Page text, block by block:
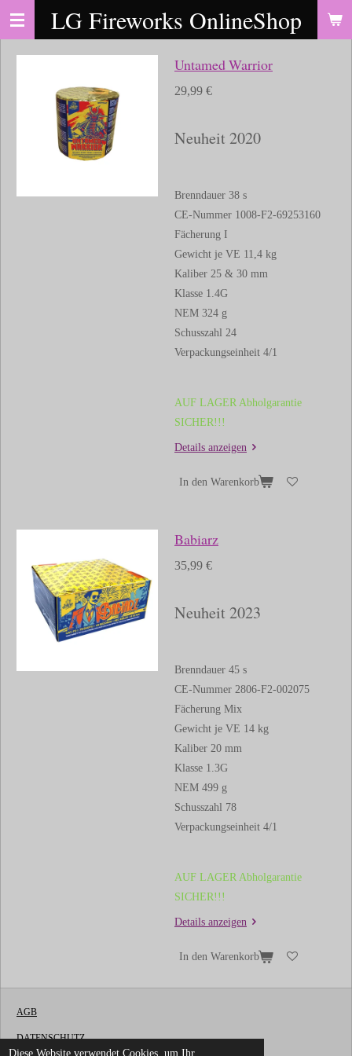
Diese Website verwendet Cookies, um Ihr
Zum
springen
LG Fireworks OnlineShop
Untamed Warrior
29,99 €
Neuheit 2020
Brenndauer 38 s
CE-Nummer 1008-F2-69253160
Fächerung I
Gewicht je VE 11,4 kg
Kaliber 25 & 30 mm
Klasse 1.4G
NEM 324 g
Schusszahl 24
Verpackungseinheit 4/1
AUF LAGER Abholgarantie
SICHER!!!
Details anzeigen
In den Warenkorb
Babiarz
35,99 €
Neuheit 2023
Brenndauer 45 s
CE-Nummer 2806-F2-002075
Fächerung Mix
Gewicht je VE 14 kg
Kaliber 20 mm
Klasse 1.3G
NEM 499 g
Schusszahl 78
Verpackungseinheit 4/1
AUF LAGER Abholgarantie
SICHER!!!
Details anzeigen
In den Warenkorb
AGB
DATENSCHUTZ